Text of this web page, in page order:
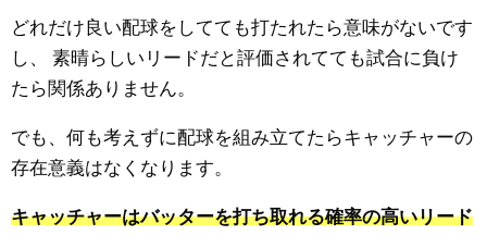
どれだけ良い配球をしてても打たれたら意味がないです
し、
素晴らしいリードだと評価されてても試合に負け
たら関係ありません。
でも、何も考えずに配球を組み立てたらキャッチャーの
存在意義はなくなります。
キャッチャーはバッターを打ち取れる確率の高いリード